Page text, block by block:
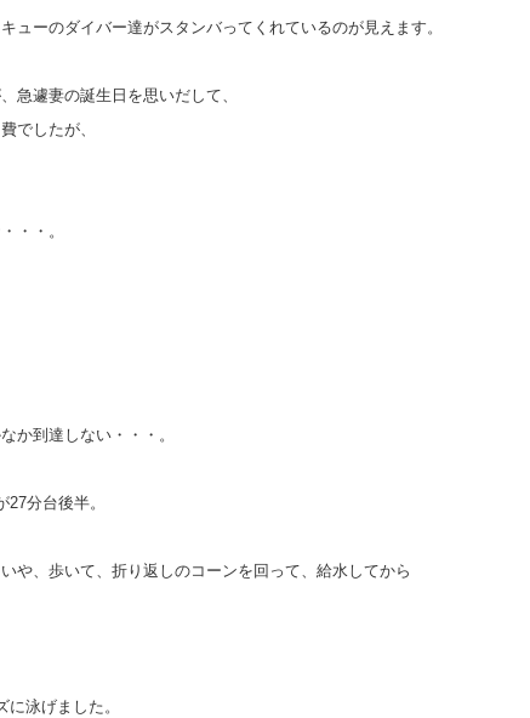
ューのダイバー達がスタンバってくれているのが見えます。
急遽妻の誕生日を思いだして、
でしたが、
・・。
か到達しない・・・。
分台後半。
や、歩いて、折り返しのコーンを回って、給水してから
泳げました。